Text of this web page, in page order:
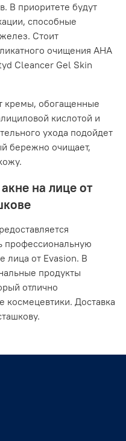
В приоритете будут
способные
Стоит
очищения AHA
Cleancer Gel Skin
кремы, обогащенные
кислотой и
ухода подойдет
бережно очищает,
на лице от
профессиональную
лица от Evasion. В
продукты
отлично
космецевтики. Доставка